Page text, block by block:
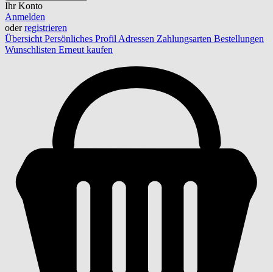
Ihr Konto
Anmelden
oderregistrieren
Übersicht Persönliches Profil Adressen Zahlungsarten Bestellungen
Wunschlisten Erneut kaufen